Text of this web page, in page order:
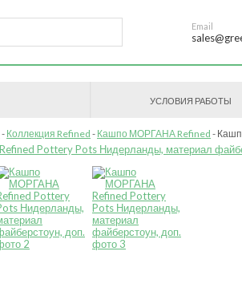
Email
УСЛОВИЯ РАБОТЫ
Коллекция Refined Кашпо МОРГАНА Refined